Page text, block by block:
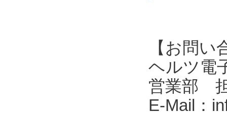
【お問い
ヘルツ電
営業部
E-Mail：